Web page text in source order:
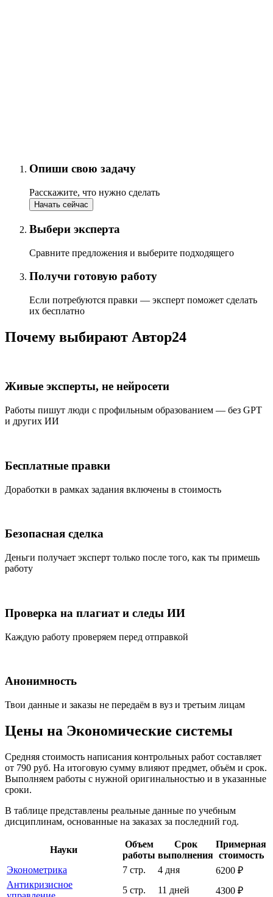
Опиши свою задачу
Расскажите, что нужно сделать
Начать сейчас
Выбери эксперта
Сравните предложения и выберите подходящего
Получи готовую работу
Если потребуются правки — эксперт поможет сделать
их бесплатно
Почему выбирают Автор24
Живые эксперты, не нейросети
Работы пишут люди с профильным образованием — без GPT
и других ИИ
Бесплатные правки
Доработки в рамках задания включены в стоимость
Безопасная сделка
Деньги получает эксперт только после того, как ты примешь
работу
Проверка на плагиат и следы ИИ
Каждую работу проверяем перед отправкой
Анонимность
Твои данные и заказы не передаём в вуз и третьим лицам
Цены на Экономические системы
Средняя стоимость написания контрольных работ составляет
от 790 руб. На итоговую сумму влияют предмет, объём и срок.
Выполняем работы с нужной оригинальностью и в указанные
сроки.
В таблице представлены реальные данные по учебным
дисциплинам, основанные на заказах за последний год.
Науки
Объем
работы
Срок
выполнения
Примерная
стоимость
Эконометрика
7 стр. 4 дня
6200 ₽
Антикризисное
5 стр. 11 дней 4300 ₽